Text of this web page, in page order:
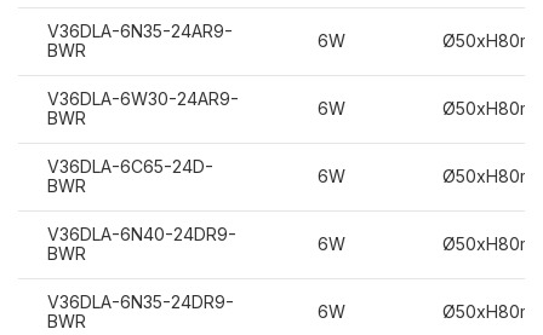
V36DLA-6N35-24AR9-
BWR
6W
V36DLA-6W30-24AR9-
BWR
6W
V36DLA-6C65-24D-
BWR
6W
V36DLA-6N40-24DR9-
BWR
6W
V36DLA-6N35-24DR9-
BWR
6W